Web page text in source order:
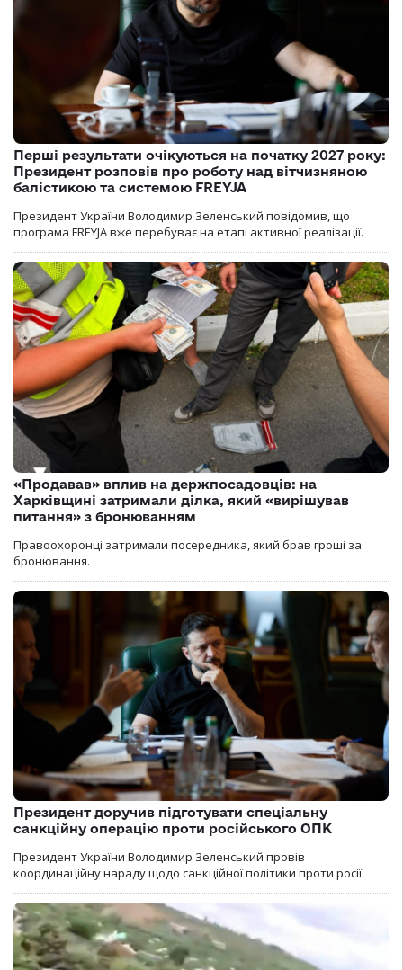
Перші результати очікуються на початку 2027 року:
Президент розповів про роботу над вітчизняною
балістикою та системою FREYJA
Президент України Володимир Зеленський повідомив, що
програма FREYJA вже перебуває на етапі активної реалізації.
«Продавав» вплив на держпосадовців: на
Харківщині затримали ділка, який «вирішував
питання» з бронюванням
Правоохоронці затримали посередника, який брав гроші за
бронювання.
Президент доручив підготувати спеціальну
санкційну операцію проти російського ОПК
Президент України Володимир Зеленський провів
координаційну нараду щодо санкційної політики проти росії.